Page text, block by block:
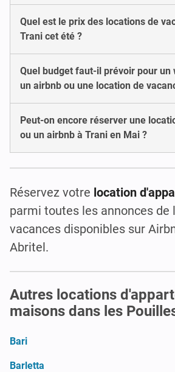
Quel est le prix des locations de
Trani cet été ?
Quel budget faut-il prévoir pour un
un airbnb ou une location de
Peut-on encore réserver une
ou un airbnb à Trani en Mai ?
Réservez votre location
parmi toutes les annonces de
vacances disponibles sur
Abritel.
Autres locations
maisons dans les
Bari
Barletta